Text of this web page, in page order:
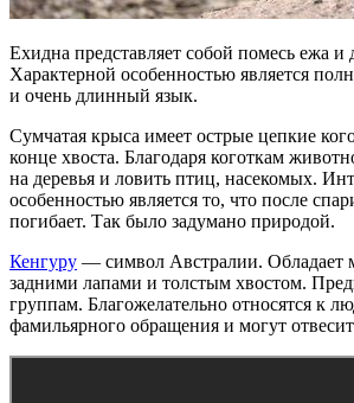
Ехидна представляет собой помесь ежа и
Характерной особенностью является
и очень длинный язык.
Сумчатая крыса имеет острые цепкие
конце хвоста. Благодаря коготкам
на деревья и ловить птиц, насекомых.
особенностью является то, что после
погибает. Так было задумано природой.
Кенгуру — символ Австралии. Обладает
задними лапами и толстым хвостом.
группам. Благожелательно относятся к
фамильярного обращения и могут